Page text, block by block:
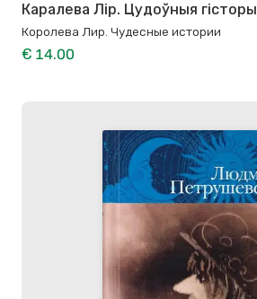
Каралева Лір. Цудоўныя
Королева Лир. Чудесные истории
€ 14.00